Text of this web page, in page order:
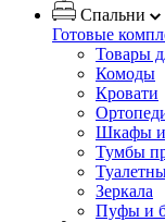
Спальни
Готовые
Товары
Комоды
Кровати
Шкафы и
Тумбы
Зеркала
Пуфы и